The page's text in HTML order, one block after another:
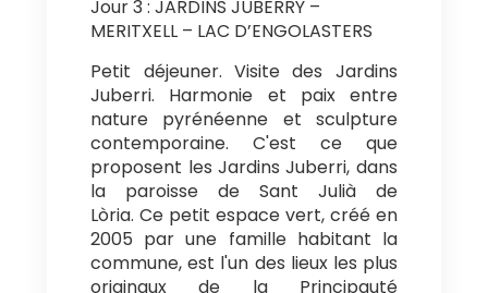
Jour 3 : JARDINS JUBERRY –
MERITXELL – LAC D’ENGOLASTERS
Petit déjeuner. Visite des Jardins
Juberri. Harmonie et paix entre
nature pyrénéenne et sculpture
contemporaine. C'est ce que
proposent les Jardins Juberri, dans
la paroisse de Sant Julià de
Lòria. Ce petit espace vert, créé en
2005 par une famille habitant la
commune, est l'un des lieux les plus